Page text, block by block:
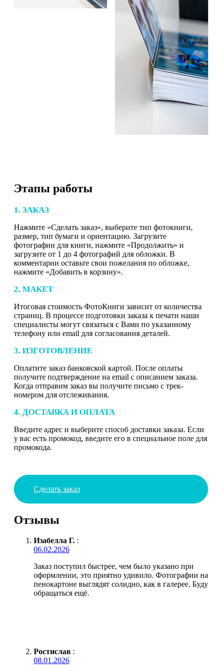
Этапы работы
1. ЗАКАЗ
Нажмите «Сделать заказ», выберите тип фотокниги,
размер, тип бумаги и ориентацию. Загрузите
фотографии для книги, нажмите «Продолжить» и
загрузите от 1 до 4 фотографий для обложки. В
комментарии оставьте свои пожелания по обложке,
нажмите «Добавить в корзину».
2. МАКЕТ
Итоговая стоимость ФотоКниги зависит от количества
страниц. В процессе подготовки заказа к печати наши
специалисты могут связаться с Вами по указанному
телефону или email для согласования деталей.
3. ИЗГОТОВЛЕНИЕ
Оплатите заказ банковской картой. После оплаты
получите подтверждение на email с описанием заказа.
Когда отправим заказ вы получите письмо с трек-
номером для отслеживания.
4. ДОСТАВКА И ОПЛАТА
Введите адрес и выберите способ доставки заказа. Если
у вас есть промокод, введите его в специальное поле для
промокода.
Сделать заказ
Отзывы
Изабелла Г. :
06.02.2026
Заказ поступил быстрее, чем было указано при
оформлении, это приятно удивило. Фотографии на
пенокартоне выглядят солидно, как в галерее. Буду
обращаться ещё.
Ростислав :
08.01.2026